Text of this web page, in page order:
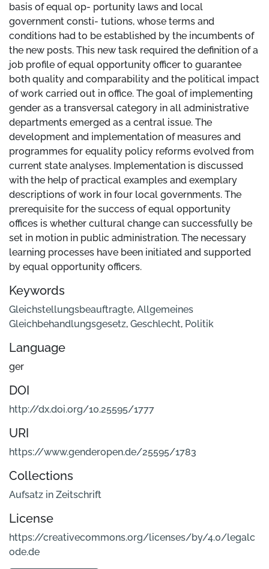
basis of equal op- portunity laws and local
government consti- tutions, whose terms and
conditions had to be established by the incumbents of
the new posts. This new task required the definition of a
job profile of equal opportunity officer to guarantee
both quality and comparability and the political impact
of work carried out in office. The goal of implementing
gender as a transversal category in all administrative
departments emerged as a central issue. The
development and implementation of measures and
programmes for equality policy reforms evolved from
current state analyses. Implementation is discussed
with the help of practical examples and exemplary
descriptions of work in four local governments. The
prerequisite for the success of equal opportunity
offices is whether cultural change can successfully be
set in motion in public administration. The necessary
learning processes have been initiated and supported
by equal opportunity officers.
Keywords
Gleichstellungsbeauftragte, Allgemeines
Gleichbehandlungsgesetz, Geschlecht, Politik
Language
ger
DOI
http://dx.doi.org/10.25595/1777
URI
https://www.genderopen.de/25595/1783
Collections
Aufsatz in Zeitschrift
License
https://creativecommons.org/licenses/by/4.0/legalc
ode.de